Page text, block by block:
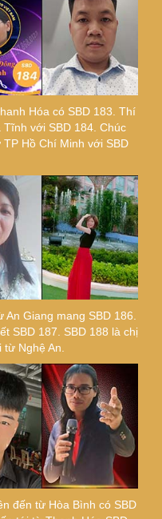
Hóa có SBD 183. Thí
với SBD 184. Chúc
Hồ Chí Minh với SBD
An Giang mang SBD 186.
SBD 187. SBD 188 là chị
từ Nghệ An.
đến từ Hòa Bình có SBD